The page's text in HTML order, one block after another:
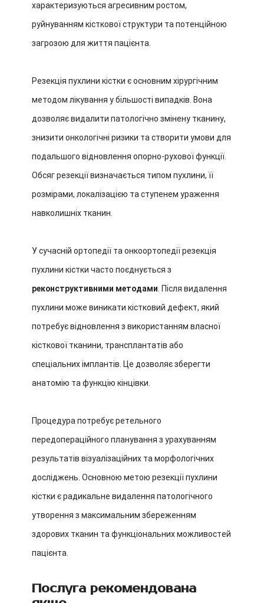
характеризуються агресивним ростом,
руйнуванням кісткової структури та потенційною
загрозою для життя пацієнта.
Резекція пухлини кістки є основним хірургічним
методом лікування у більшості випадків. Вона
дозволяє видалити патологічно змінену тканину,
знизити онкологічні ризики та створити умови для
подальшого відновлення опорно-рухової функції.
Обсяг резекції визначається типом пухлини, її
розмірами, локалізацією та ступенем ураження
навколишніх тканин.
У сучасній ортопедії та онкоортопедії резекція
пухлини кістки часто поєднується з
реконструктивними методами . Після видалення
пухлини може виникати кістковий дефект, який
потребує відновлення з використанням власної
кісткової тканини, трансплантатів або
спеціальних імплантів. Це дозволяє зберегти
анатомію та функцію кінцівки.
Процедура потребує ретельного
передопераційного планування з урахуванням
результатів візуалізаційних та морфологічних
досліджень. Основною метою резекції пухлини
кістки є радикальне видалення патологічного
утворення з максимальним збереженням
здорових тканин та функціональних можливостей
пацієнта.
Послуга рекомендована